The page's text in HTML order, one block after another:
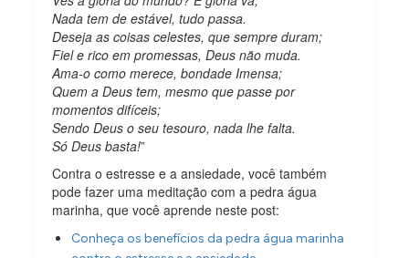
Nada tem de estável, tudo passa.
Deseja as coisas celestes, que sempre duram;
Fiel e rico em promessas, Deus não muda.
Ama-o como merece, bondade Imensa;
Quem a Deus tem, mesmo que passe por
momentos difíceis;
Sendo Deus o seu tesouro, nada lhe falta.
Só Deus basta!”
Contra o estresse e a ansiedade, você também
pode fazer uma meditação com a pedra água
marinha, que você aprende neste post:
Conheça os benefícios da pedra água marinha